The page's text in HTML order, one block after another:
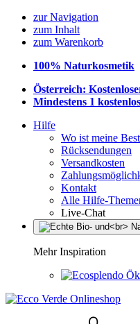
zur Navigation
zum Inhalt
zum Warenkorb
100% Naturkosmetik
Österreich:
Mindestens 1
Hilfe
Wo ist meine
Rücksendungen
Versandkosten
Kontakt
Alle Hilfe-
Live-Chat
Mehr Inspiration